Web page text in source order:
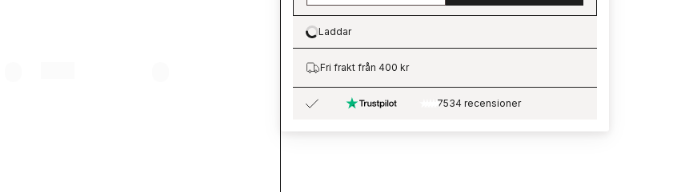
Loading…
Laddar
Fri frakt från 400 kr
7534 recensioner